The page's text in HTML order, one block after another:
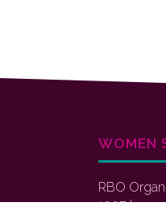
WOMEN
RBO
1007